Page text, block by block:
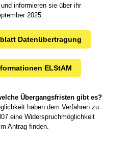
informieren sie über ihr
2025.
Datenübertragung
ELStAM
Übergangsfristen gibt es?
haben dem Verfahren zu
eine Widerspruchmöglichkeit
Antrag finden.